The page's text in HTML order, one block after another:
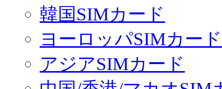
韓国SIMカード
ヨーロッパSIMカード
アジアSIMカード